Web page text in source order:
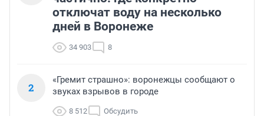
отключат воду на несколько
дней в Воронеже
34 903 8
2
«Гремит страшно»: воронежцы сообщают о
звуках взрывов в городе
8 512 Обсудить